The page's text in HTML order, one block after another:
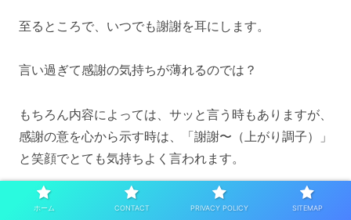
至るところで、いつでも謝謝を耳にします。
言い過ぎて感謝の気持ちが薄れるのでは？
もちろん内容によっては、サッと言う時もありますが、
感謝の意を心から示す時は、「謝謝〜（上がり調子）」
と笑顔でとても気持ちよく言われます。
繰り返しになりますが、人は一人で生きていけない。
ホーム CONTACT PRIVACY POLICY SITEMAP